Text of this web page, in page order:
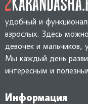
удобный и
взрослых. Здесь
девочек и мальчиков,
Мы каждый день
интересным и
Информация